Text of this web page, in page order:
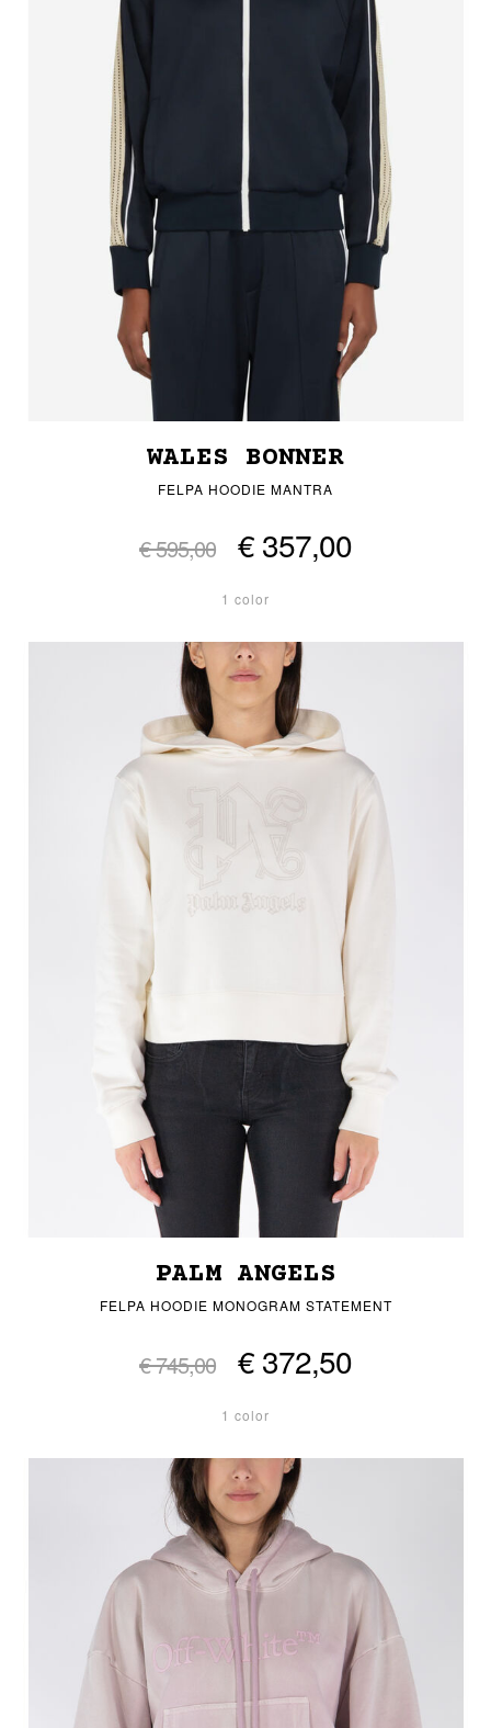
WALES BONNER
FELPA HOODIE MANTRA
€ 595,00 € 357,00
1 color
PALM ANGELS
FELPA HOODIE MONOGRAM STATEMENT
€ 745,00 € 372,50
1 color